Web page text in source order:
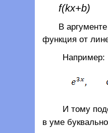
f(kx+b)
В
функция от
Например:
И тому
в уме